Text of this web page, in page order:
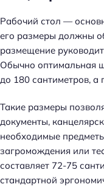
Рабочий стол —
его размеры должны
размещение
Обычно оптимальная
до 180 сантиметров,
Такие размеры
документы,
необходимые
загромождения или
составляет 72-75
стандартной